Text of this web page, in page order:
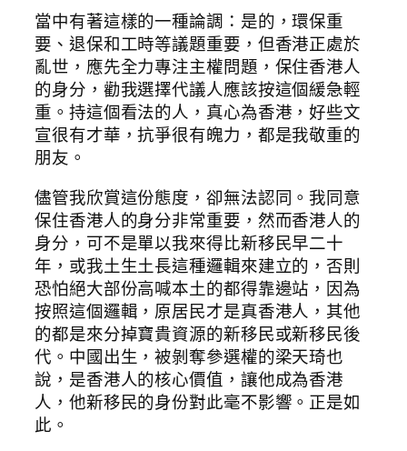
當中有著這樣的一種論調：是的，環保重
要、退保和工時等議題重要，但香港正處於
亂世，應先全力專注主權問題，保住香港人
的身分，勸我選擇代議人應該按這個緩急輕
重。持這個看法的人，真心為香港，好些文
宣很有才華，抗爭很有魄力，都是我敬重的
朋友。
儘管我欣賞這份態度，卻無法認同。我同意
保住香港人的身分非常重要，然而香港人的
身分，可不是單以我來得比新移民早二十
年，或我土生土長這種邏輯來建立的，否則
恐怕絕大部份高喊本土的都得靠邊站，因為
按照這個邏輯，原居民才是真香港人，其他
的都是來分掉寶貴資源的新移民或新移民後
代。中國出生，被剝奪參選權的梁天琦也
說，是香港人的核心價值，讓他成為香港
人，他新移民的身份對此毫不影響。正是如
此。